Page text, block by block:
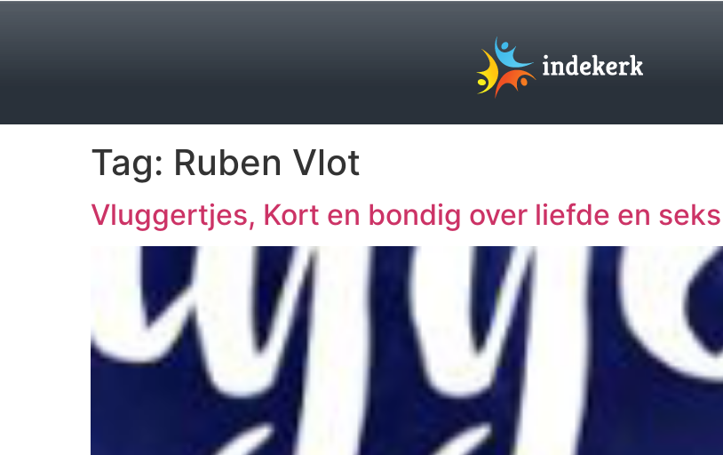
Tag: Ruben Vlot
Vluggertjes, Kort en bondig over liefde en seks